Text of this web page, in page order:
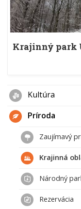
Krajinný park
Kultúra
Príroda
Zaujímavý
Krajinná
Národný
Rezervácia